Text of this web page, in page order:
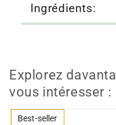
Ingrédients:
Explorez
vous intéresser :
Best-seller